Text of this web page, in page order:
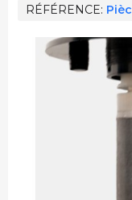
RÉFÉRENCE